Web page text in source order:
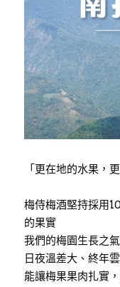
「更在地的水果，
梅侍梅酒堅持採用
的果實
我們的梅園生長之
日夜溫差大、終年
能讓梅果果肉扎實